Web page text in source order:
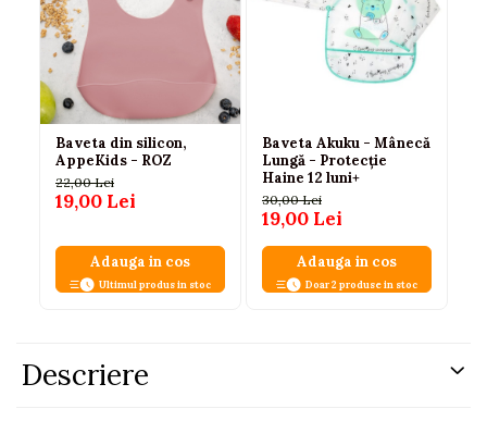
Baveta din silicon,
AppeKids - ROZ
22,00 Lei
19,00 Lei
Adauga in cos
Ultimul produs in stoc
Baveta Akuku - Mânecă
Lungă - Protecție
Haine 12 luni+
30,00 Lei
19,00 Lei
Adauga in cos
Doar 2 produse in stoc
Descriere